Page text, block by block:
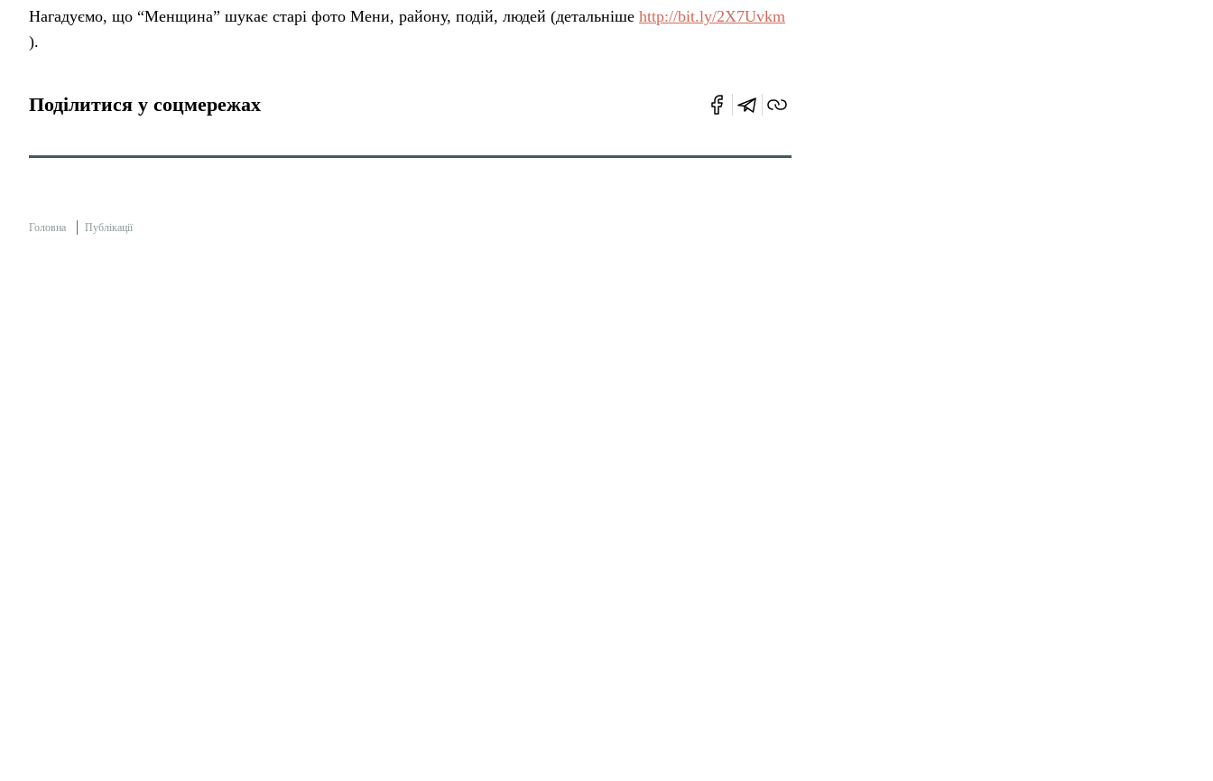
Нагадуємо, що “Менщина” шукає старі фото Мени, району, подій, людей (детальніше http://bit.ly/2X7Uvkm
).
Поділитися у соцмережах
Головна Публікації